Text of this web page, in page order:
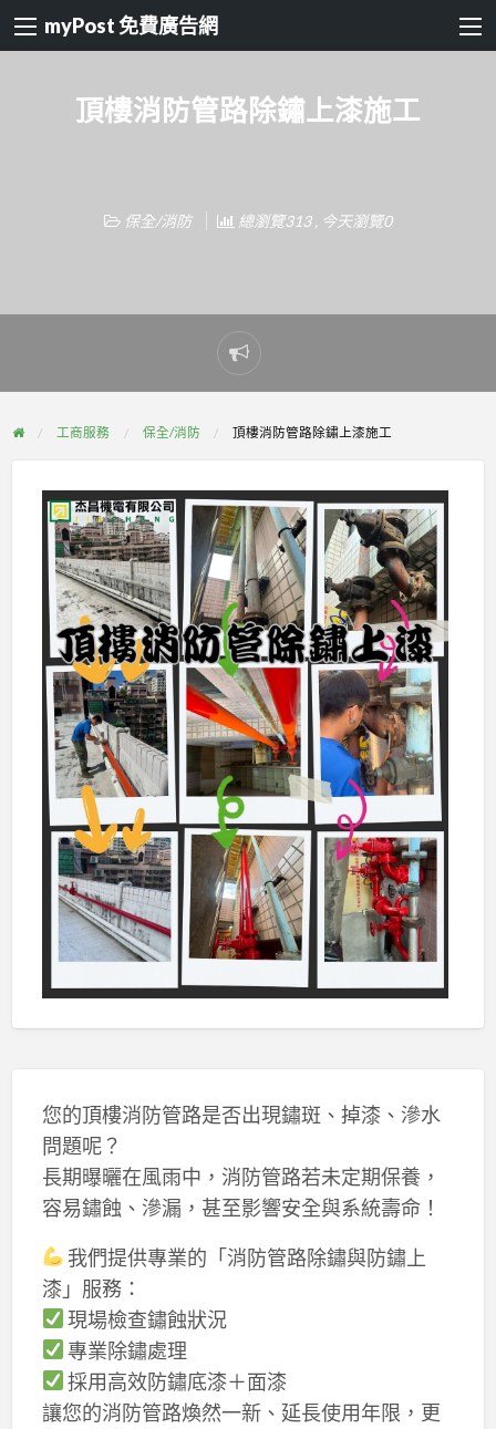
myPost 免費廣告網
頂樓消防管路除鏽上漆施工
保全/消防 總瀏覽313 , 今天瀏覽0
Report
problem
工商服務 保全/消防 頂樓消防管路除鏽上漆施工
您的頂樓消防管路是否出現鏽斑、掉漆、滲水
問題呢？
長期曝曬在風雨中，消防管路若未定期保養，
容易鏽蝕、滲漏，甚至影響安全與系統壽命！
我們提供專業的「消防管路除鏽與防鏽上
漆」服務：
現場檢查鏽蝕狀況
專業除鏽處理
採用高效防鏽底漆＋面漆
讓您的消防管路煥然一新、延長使用年限，更